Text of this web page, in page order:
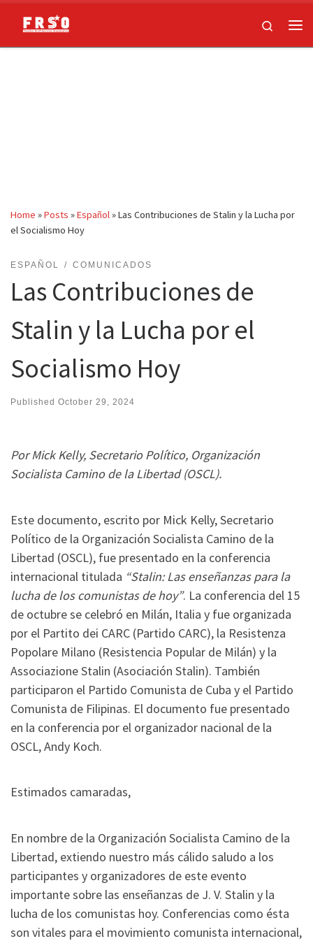
Skip to content
Search
Home »Posts »Español»Las Contribuciones de Stalin y la Lucha por
el Socialismo Hoy
ESPAÑOL COMUNICADOS
Las Contribuciones de
Stalin y la Lucha por el
Socialismo Hoy
Published October 29, 2024
Por Mick Kelly, Secretario Político, Organización
Socialista Camino de la Libertad (OSCL).
Este documento, escrito por Mick Kelly, Secretario
Político de la Organización Socialista Camino de la
Libertad (OSCL), fue presentado en la conferencia
internacional titulada “Stalin: Las enseñanzas para la
lucha de los comunistas de hoy”. La conferencia del 15
de octubre se celebró en Milán, Italia y fue organizada
por el Partito dei CARC (Partido CARC), la Resistenza
Popolare Milano (Resistencia Popular de Milán) y la
Associazione Stalin (Asociación Stalin). También
participaron el Partido Comunista de Cuba y el Partido
Comunista de Filipinas. El documento fue presentado
en la conferencia por el organizador nacional de la
OSCL, Andy Koch.
Estimados camaradas,
En nombre de la Organización Socialista Camino de la
Libertad, extiendo nuestro más cálido saludo a los
participantes y organizadores de este evento
importante sobre las enseñanzas de J. V. Stalin y la
lucha de los comunistas hoy. Conferencias como ésta
son vitales para el movimiento comunista internacional,